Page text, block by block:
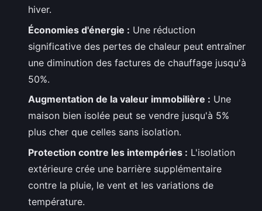
hiver.
Économies d'énergie : Une réduction
significative des pertes de chaleur peut entraîner
une diminution des factures de chauffage jusqu'à
50%.
Augmentation de la valeur immobilière : Une
maison bien isolée peut se vendre jusqu'à 5%
plus cher que celles sans isolation.
Protection contre les intempéries : L'isolation
extérieure crée une barrière supplémentaire
contre la pluie, le vent et les variations de
température.